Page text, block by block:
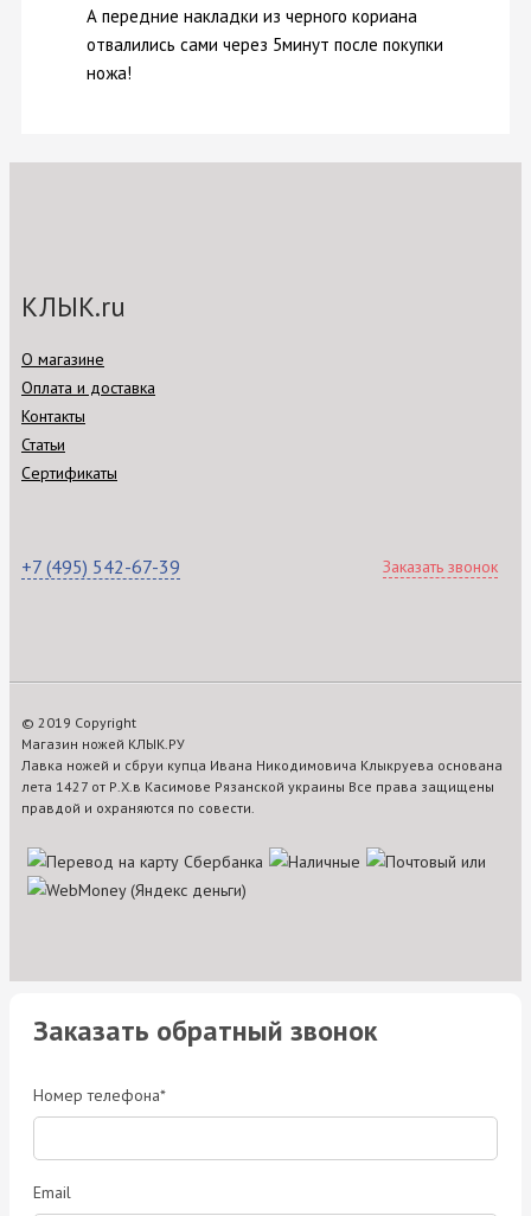
А передние накладки из черного кориана
отвалились сами через 5минут после покупки
ножа!
КЛЫК.ru
О магазине
Оплата и доставка
Контакты
Статьи
Сертификаты
+7 (495) 542-67-39 Заказать звонок
© 2019 Copyright
Магазин ножей КЛЫК.РУ
Лавка ножей и сбруи купца Ивана Никодимовича Клыкруева основана
лета 1427 от Р.Х.в Касимове Рязанской украины Все права защищены
правдой и охраняются по совести.
Заказать обратный звонок
Номер телефона*
Email